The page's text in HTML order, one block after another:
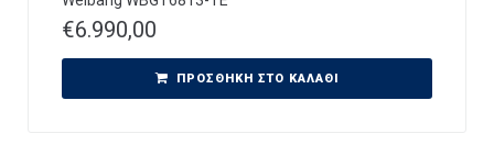
€6.990,00
ΠΡΟΣΘΉΚΗ ΣΤΟ ΚΑΛΆΘΙ